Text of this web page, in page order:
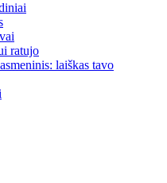
ratujo
laiškas tavo